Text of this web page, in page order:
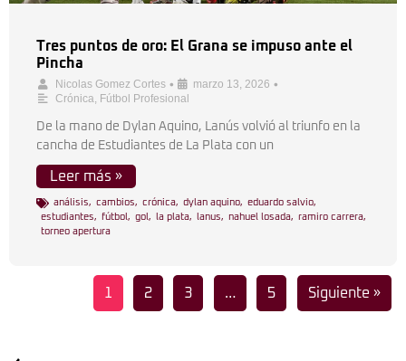
Tres puntos de oro: El Grana se impuso ante el
Pincha
Nicolas Gomez Cortes • marzo 13, 2026 •
Crónica, Fútbol Profesional
De la mano de Dylan Aquino, Lanús volvió al triunfo en la
cancha de Estudiantes de La Plata con un
Leer más »
análisis, cambios, crónica, dylan aquino, eduardo salvio,
estudiantes, fútbol , gol , la plata, lanus, nahuel losada, ramiro carrera,
torneo apertura
1 2 3 … 5 Siguiente »